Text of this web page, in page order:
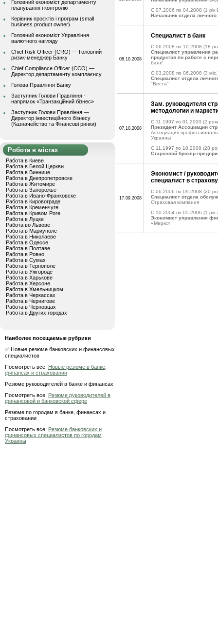
Головний економіст департаменту
планування і контролю
Керівник проєктів і програм (small
business product owner)
Головний економіст Управління
валютного нагляду
Chief Risk Officer (CRO) — Головний
ризик-менеджер Банку
Chief Compliance Officer (CCO) —
Директор департаменту комплаєнсу
Голова Правління Банку
Заступник Голови Правління -
напрямок «Транзакційний бізнес»
Заступник Голови Правління —
Директор інвестиційного бізнесу
(Казначейство та Фінансові ринки)
Робота в містах
Работа в Киеве
Работа в Белой Церкви
Работа в Виннице
Работа в Днепропетровске
Работа в Житомире
Работа в Запорожье
Работа в Ивано-Франковске
Работа в Кировограде
Работа в Кременчуге
Работа в Кривом Роге
Работа в Луцке
Работа во Львове
Работа в Мариуполе
Работа в Николаеве
Работа в Одессе
Работа в Полтаве
Работа в Ровно
Работа в Сумах
Работа в Тернополе
Работа в Ужгороде
Работа в Харькове
Работа в Херсоне
Работа в Хмельницком
Работа в Черкассах
Работа в Чернигове
Работа в Черновцах
Работа в Других городах
Наиболее посещаемые рубрики
✅ Новые резюме банковских и финансовых
специалистов
Посмотреть все: Новые резюме в банке,
финансах и страховании
Резюме руководителей в банке и финансах
Посмотреть все: Резюме руководителей в
финансовой и банковской сфере
Резюме по городам в банке, финансах и
страховании
Посмотреть все: Резюме банковских и
финансовых специалистов по городам
Украины
C 07.2006 по 04.2008 (1 рік
Начальник отдела
08.10.2008
Специалист в банк
C 06.2008 по 10.2008 (18
Специалист управления
продуктов по работе с
банк"
C 03.2008 по 06.2008 (3
Специалист отдела
"Веста"
07.10.2008
Зам. руководителя
методологии и
C 11.1997 по 01.2000 (2
Президент Ассоциации
Ассоциация
Украины
C 11.1997 по 10.2008 (28
Старховой брокер-
17.09.2008
Экономист /
специалист в
C 06.2006 по 09.2008 (20
Специалист отдела
Страховая компания
C 10.2004 по 05.2006 (1 рік
Экономист управления
«Меркс»